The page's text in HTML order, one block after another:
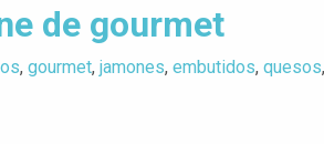
de gourmet
,gourmet,jamones,embutidos,quesos